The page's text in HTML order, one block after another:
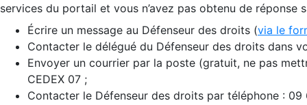
services du portail et vous n’avez pas obtenu de réponse
Écrire un message au Défenseur des droits (via le
Contacter le délégué du Défenseur des droits dans
Envoyer un courrier par la poste (gratuit, ne pas
CEDEX 07 ;
Contacter le Défenseur des droits par téléphone :